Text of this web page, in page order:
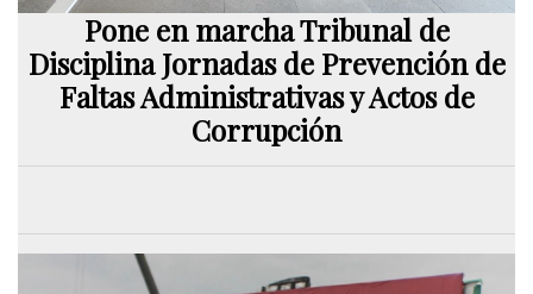
Pone en marcha Tribunal de
Disciplina Jornadas de Prevención de
Faltas Administrativas y Actos de
Corrupción